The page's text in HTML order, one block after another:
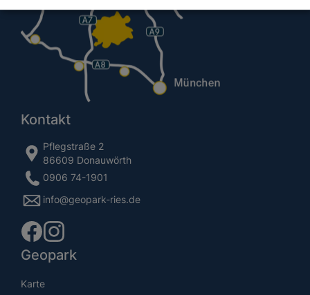
Kontakt
Pflegstraße 2
86609 Donauwörth
0906 74-1901
info@geopark-ries.de
Geopark
Karte